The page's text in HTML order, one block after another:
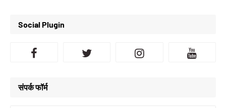
Social Plugin
संपर्क फॉर्म